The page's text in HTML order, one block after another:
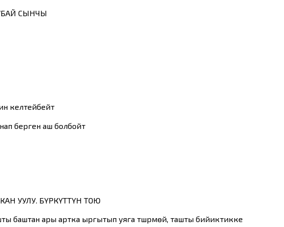
СЫНЧЫ
келтейбейт
берген аш болбойт
УУЛУ. БҮРКҮТТҮН ТОЮ
баштан ары артка ыргытып уяга түшүрмөй, ташты бийиктикке